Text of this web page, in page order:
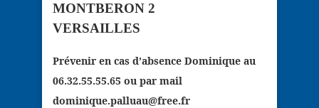
MONTBERON 2
VERSAILLES
Prévenir en cas d’absence Dominique au
06.32.55.55.65 ou par mail
dominique.palluau@free.fr